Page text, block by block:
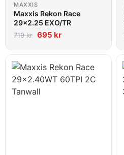
MAXXIS
Maxxis Rekon Race
29x2.25 EXO/TR
719kr 695 kr